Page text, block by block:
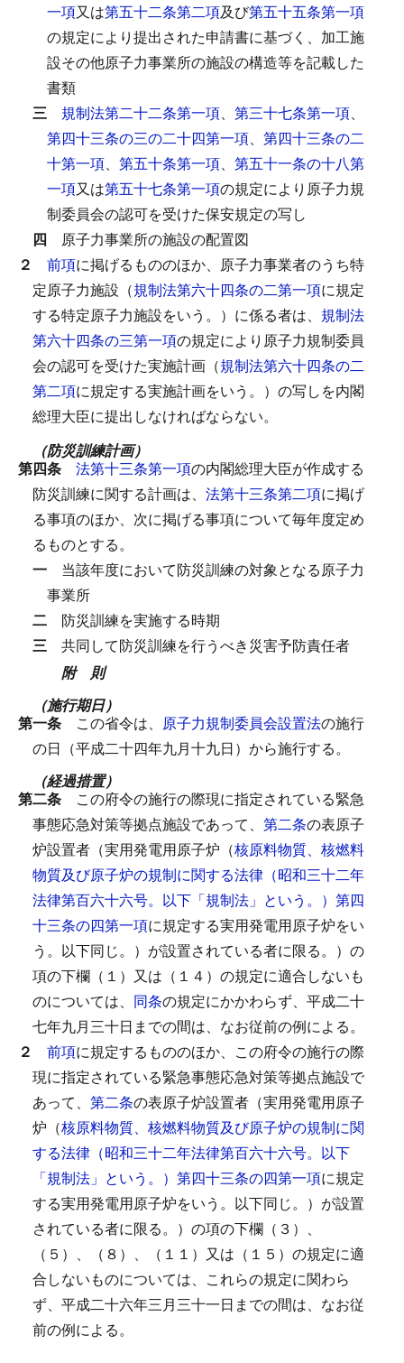
一項又は第五十二条第二項及び第五十五条第一項
の規定により提出された申請書に基づく、加工施
設その他原子力事業所の施設の構造等を記載した
書類
三 規制法第二十二条第一項、 第三十七条第一項、
第四十三条の三の二十四第一項、 第四十三条の二
十第一項、 第五十条第一項、 第五十一条の十八第
一項又は第五十七条第一項の規定により原子力規
制委員会の認可を受けた保安規定の写し
四 原子力事業所の施設の配置図
２ 前項に掲げるもののほか、原子力事業者のうち特
定原子力施設（規制法第六十四条の二第一項に規定
する特定原子力施設をいう。）に係る者は、 規制法
第六十四条の三第一項の規定により原子力規制委員
会の認可を受けた実施計画（規制法第六十四条の二
第二項に規定する実施計画をいう。）の写しを内閣
総理大臣に提出しなければならない。
（防災訓練計画）
第四条 法第十三条第一項の内閣総理大臣が作成する
防災訓練に関する計画は、 法第十三条第二項に掲げ
る事項のほか、次に掲げる事項について毎年度定め
るものとする。
一 当該年度において防災訓練の対象となる原子力
事業所
二 防災訓練を実施する時期
三 共同して防災訓練を行うべき災害予防責任者
附 則
（施行期日）
第一条 この省令は、 原子力規制委員会設置法の施行
の日（平成二十四年九月十九日）から施行する。
（経過措置）
第二条 この府令の施行の際現に指定されている緊急
事態応急対策等拠点施設であって、 第二条の表原子
炉設置者（実用発電用原子炉（核原料物質、核燃料
物質及び原子炉の規制に関する法律（昭和三十二年
法律第百六十六号。以下「規制法」という。）第四
十三条の四第一項に規定する実用発電用原子炉をい
う。以下同じ。）が設置されている者に限る。）の
項の下欄（１）又は（１４）の規定に適合しないも
のについては、 同条の規定にかかわらず、平成二十
七年九月三十日までの間は、なお従前の例による。
２ 前項に規定するもののほか、この府令の施行の際
現に指定されている緊急事態応急対策等拠点施設で
あって、 第二条の表原子炉設置者（実用発電用原子
炉（核原料物質、核燃料物質及び原子炉の規制に関
する法律（昭和三十二年法律第百六十六号。以下
「規制法」という。）第四十三条の四第一項に規定
する実用発電用原子炉をいう。以下同じ。）が設置
されている者に限る。）の項の下欄（３）、
（５）、（８）、（１１）又は（１５）の規定に適
合しないものについては、これらの規定に関わら
ず、平成二十六年三月三十一日までの間は、なお従
前の例による。